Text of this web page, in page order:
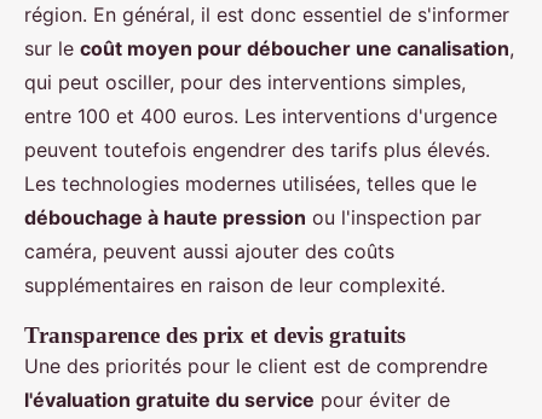
région. En général, il est donc essentiel de s'informer
sur le coût moyen pour déboucher une canalisation,
qui peut osciller, pour des interventions simples,
entre 100 et 400 euros. Les interventions d'urgence
peuvent toutefois engendrer des tarifs plus élevés.
Les technologies modernes utilisées, telles que le
débouchage à haute pression ou l'inspection par
caméra, peuvent aussi ajouter des coûts
supplémentaires en raison de leur complexité.
Transparence des prix et devis gratuits
Une des priorités pour le client est de comprendre
l'évaluation gratuite du service pour éviter de